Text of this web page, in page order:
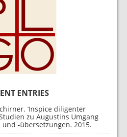
ENTRIES
‘Inspice diligenter
zu Augustins Umgang
-übersetzungen. 2015.